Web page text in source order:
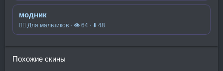
модник
🧍‍♂️ Для мальчиков · 👁 64 · ⬇ 48
Похожие скины